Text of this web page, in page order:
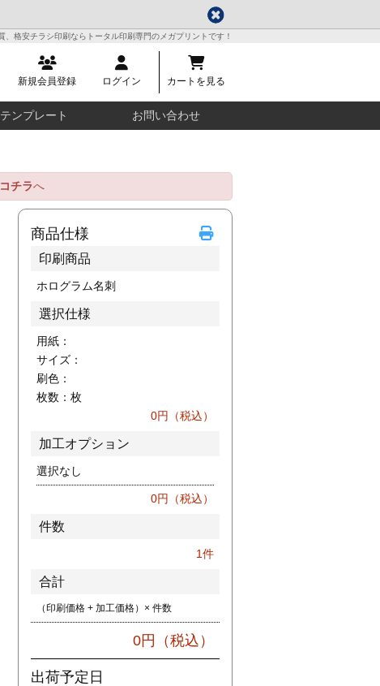
、格安チラシ印刷ならトータル印刷専門のメガプリントです！
新規会員登録 ログイン カートを見る
テンプレート お問い合わせ
コチラへ
商品仕様
印刷商品
ホログラム名刺
選択仕様
用紙：
サイズ：
刷色：
枚数： 枚
0円（税込）
加工オプション
選択なし
0円（税込）
件数
1件
合計
（印刷価格 + 加工価格）× 件数
0円（税込）
出荷予定日